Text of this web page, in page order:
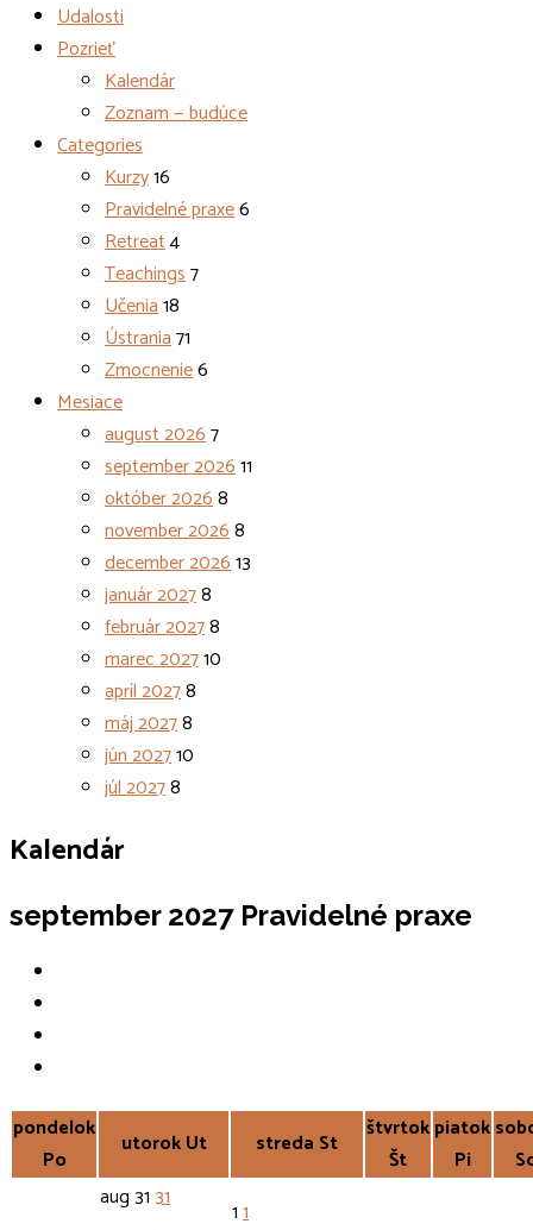
Udalosti
Pozrieť
Kalendár
Zoznam — budúce
Categories
Kurzy16
Pravidelné praxe6
Retreat4
Teachings7
Učenia18
Ústrania71
Zmocnenie6
Mesiace
august 20267
september 202611
október 20268
november 20268
december 202613
január 20278
február 20278
marec 202710
apríl 20278
máj 20278
jún 202710
júl 20278
Kalendár
september 2027 Pravidelné praxe
pondelok
Po
utorok Ut streda St
štvrtok
Št
piatok
Pi
aug3131
11